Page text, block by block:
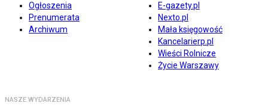
Ogłoszenia
Prenumerata
Archiwum
E-gazety.pl
Nexto.pl
Mała księgowość
Kancelarierp.pl
Wieści Rolnicze
Życie Warszawy
NASZE WYDARZENIA